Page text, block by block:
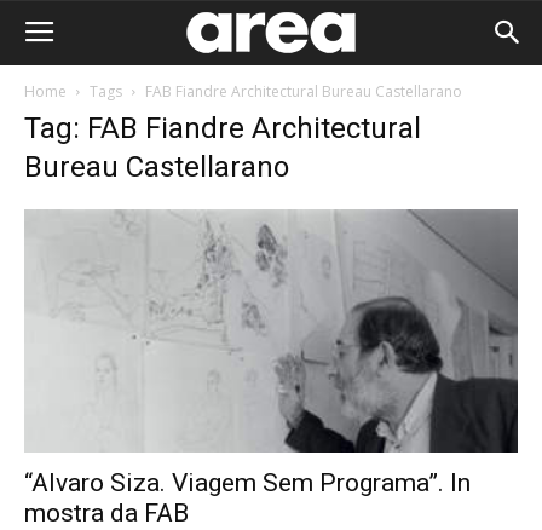
Home Tags FAB Fiandre Architectural Bureau Castellarano
Tag: FAB Fiandre Architectural
Bureau Castellarano
“Alvaro Siza. Viagem Sem Programa”. In
mostra da FAB